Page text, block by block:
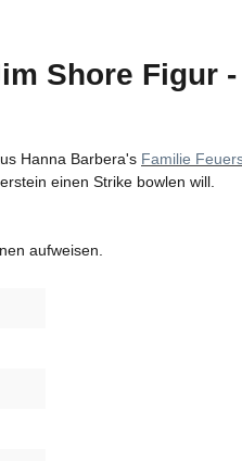
Shore Figur
Hanna Barbera's Familie
einen Strike bowlen will.
aufweisen.